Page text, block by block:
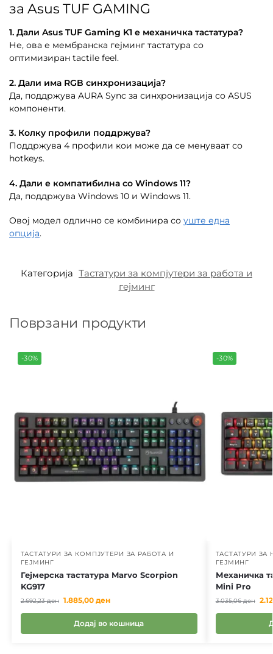
за Asus TUF GAMING
1. Дали Asus TUF Gaming K1 е механичка тастатура?
Не, ова е мембранска гејминг тастатура со
оптимизиран tactile feel.
2. Дали има RGB синхронизација?
Да, поддржува AURA Sync за синхронизација со ASUS
компоненти.
3. Колку профили поддржува?
Поддржува 4 профили кои може да се менуваат со
hotkeys.
4. Дали е компатибилна со Windows 11?
Да, поддржува Windows 10 и Windows 11.
Овој модел одлично се комбинира со уште една
опција.
Категорија Тастатури за компјутери за работа и
гејминг
Поврзани продукти
-30%
ТАСТАТУРИ ЗА КОМПЈУТЕРИ ЗА РАБОТА И
ГЕЈМИНГ
Гејмерска тастатура Marvo Scorpion
KG917
2.692,23ден 1.885,00 ден
Додај во кошница
-30%
ТАСТАТУРИ ЗА
ГЕЈМИНГ
Механичка
Mini Pro
3.035,06ден